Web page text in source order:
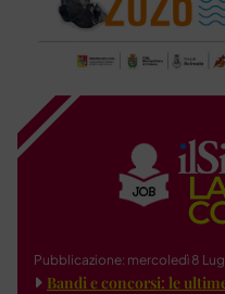
Pubblicazione: mercoledì 8
Bandi e concorsi: le